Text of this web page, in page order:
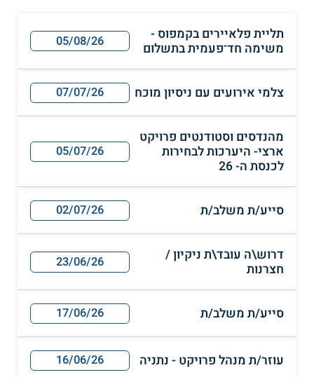
תליית פלאיירים בקמפוס -
משימה חד־פעמית בתשלום
05/08/26
צלמי אירועים עם ניסיון מוכח 07/07/26
מהנדסים וסטודנטים פרויקט
ארצי- היערכות לבחירות
לכנסת ה- 26
05/07/26
סייע/ת משלב/ת 02/07/26
דרוש\ה עובד\ת ניקיון /
חצרנות
23/06/26
סייע/ת משלב/ת 17/06/26
עוזר/ת מנהל פרויקט - נתניה 16/06/26